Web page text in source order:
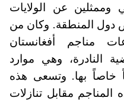
عن الولايات
دول المنطقة. وكان من
مناجم أفغانستان
النادرة، وهي موارد
خاصاً بها. وتسعى هذه
مقابل تنازلات